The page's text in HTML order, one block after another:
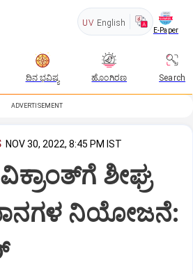
UV English
E-Paper
ದಿನ ಭವಿಷ್ಯ ಹೊಂಗಿರಣ Search
ADVERTISEMENT
NOV 30, 2022, 8:45 PM IST
ಶೀಘ್ರ
ನಿಯೋಜನೆ: